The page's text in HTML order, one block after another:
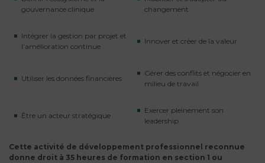
gouvernance clinique
changement
Intégrer la gestion par projet et
l’amélioration continue
Innover et créer de la valeur
Utiliser les données financières
Gérer des conflits et négocier en
milieu de travail
Être un acteur stratégique
Exercer pleinement son
leadership
Cette activité de développement professionnel reconnue
donne droit à 35 heures de formation en section 1 ou